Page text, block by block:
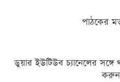
পাঠকের
ডুয়ার ইউটিউব চ্যানেলের সঙ্গে
করুন